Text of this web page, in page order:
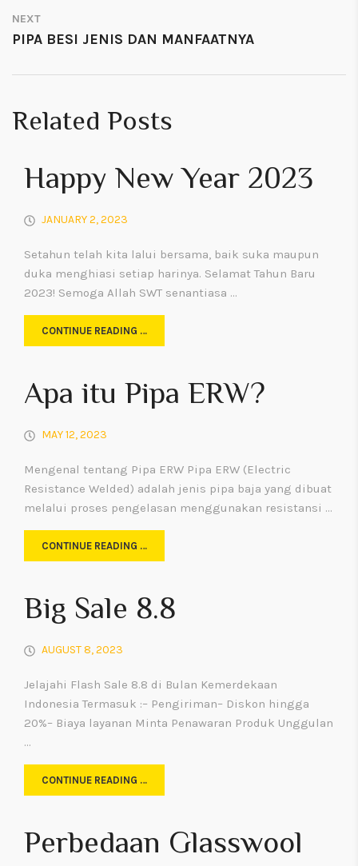
NEXT
PIPA BESI JENIS DAN MANFAATNYA
Related Posts
Happy New Year 2023
JANUARY 2, 2023
Setahun telah kita lalui bersama, baik suka maupun
duka menghiasi setiap harinya. Selamat Tahun Baru
2023! Semoga Allah SWT senantiasa …
CONTINUE READING …
Apa itu Pipa ERW?
MAY 12, 2023
Mengenal tentang Pipa ERW Pipa ERW (Electric
Resistance Welded) adalah jenis pipa baja yang dibuat
melalui proses pengelasan menggunakan resistansi …
CONTINUE READING …
Big Sale 8.8
AUGUST 8, 2023
Jelajahi Flash Sale 8.8 di Bulan Kemerdekaan
Indonesia Termasuk :– Pengiriman– Diskon hingga
20%– Biaya layanan Minta Penawaran Produk Unggulan
…
CONTINUE READING …
Perbedaan Glasswool